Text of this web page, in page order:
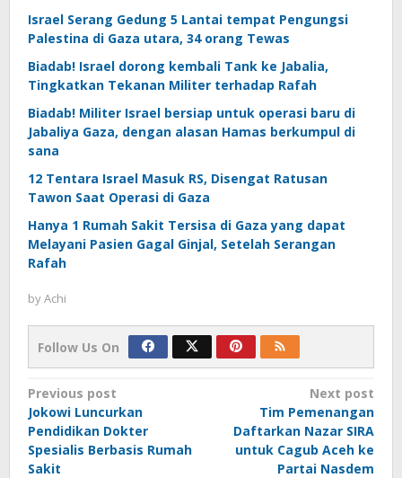
Israel Serang Gedung 5 Lantai tempat Pengungsi
Palestina di Gaza utara, 34 orang Tewas
Biadab! Israel dorong kembali Tank ke Jabalia,
Tingkatkan Tekanan Militer terhadap Rafah
Biadab! Militer Israel bersiap untuk operasi baru di
Jabaliya Gaza, dengan alasan Hamas berkumpul di
sana
12 Tentara Israel Masuk RS, Disengat Ratusan
Tawon Saat Operasi di Gaza
Hanya 1 Rumah Sakit Tersisa di Gaza yang dapat
Melayani Pasien Gagal Ginjal, Setelah Serangan
Rafah
byAchi
Follow Us On
Post
navigation
Previous post
Jokowi Luncurkan
Pendidikan Dokter
Spesialis Berbasis Rumah
Sakit
Next post
Tim Pemenangan
Daftarkan Nazar SIRA
untuk Cagub Aceh ke
Partai Nasdem